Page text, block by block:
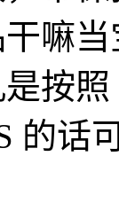
嘛
按
的话